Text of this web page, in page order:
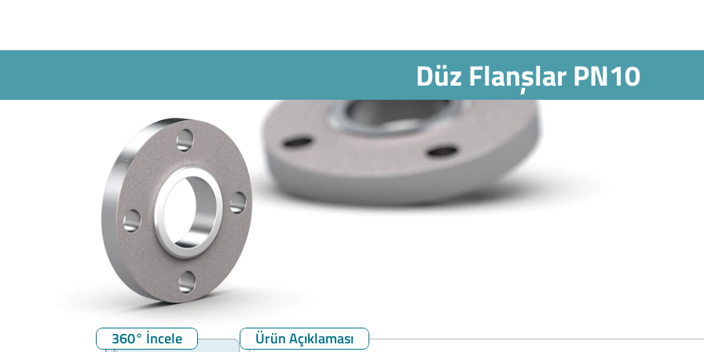
Düz Flanşlar PN10
360° İncele Ürün Açıklaması